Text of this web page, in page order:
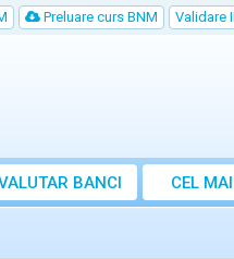
Preluare curs BNM Validare
BANCI
CEL